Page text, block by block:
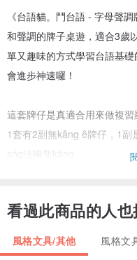
《台語貓。鬥台語 - 字母聲
和聲調的牌子桌遊，適合3歲
單又趣味的方式學習台語基
會進步神速囉！
這套牌仔是真適合用來做複習
1套有2副無kâng ê牌仔，1副
sńg法嘛無kâng。
kah真歡喜。
音、變調較bē有問題。
看過此商品的人也
風格文具/其他 風格文